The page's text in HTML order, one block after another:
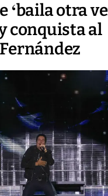
‘baila otra
conquista al